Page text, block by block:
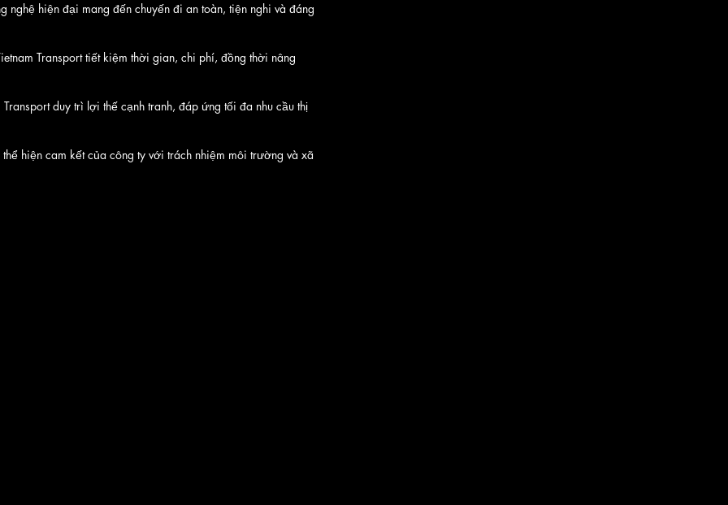
nghệ hiện đại mang đến chuyến đi an toàn, tiện nghi và đáng
Transport tiết kiệm thời gian, chi phí, đồng thời nâng
duy trì lợi thế cạnh tranh, đáp ứng tối đa nhu cầu thị
hiện cam kết của công ty với trách nhiệm môi trường và xã